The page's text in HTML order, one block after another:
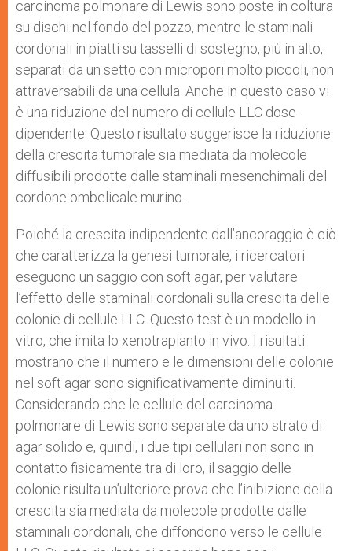
carcinoma polmonare di Lewis sono poste in coltura
su dischi nel fondo del pozzo, mentre le staminali
cordonali in piatti su tasselli di sostegno, più in alto,
separati da un setto con micropori molto piccoli, non
attraversabili da una cellula. Anche in questo caso vi
è una riduzione del numero di cellule LLC dose-
dipendente. Questo risultato suggerisce la riduzione
della crescita tumorale sia mediata da molecole
diffusibili prodotte dalle staminali mesenchimali del
cordone ombelicale murino.
Poiché la crescita indipendente dall’ancoraggio è ciò
che caratterizza la genesi tumorale, i ricercatori
eseguono un saggio con soft agar, per valutare
l’effetto delle staminali cordonali sulla crescita delle
colonie di cellule LLC. Questo test è un modello in
vitro, che imita lo xenotrapianto in vivo. I risultati
mostrano che il numero e le dimensioni delle colonie
nel soft agar sono significativamente diminuiti.
Considerando che le cellule del carcinoma
polmonare di Lewis sono separate da uno strato di
agar solido e, quindi, i due tipi cellulari non sono in
contatto fisicamente tra di loro, il saggio delle
colonie risulta un’ulteriore prova che l’inibizione della
crescita sia mediata da molecole prodotte dalle
staminali cordonali, che diffondono verso le cellule